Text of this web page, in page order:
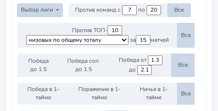
Выбор лиги Против команд с по Все
Против ТОП-
за
матчей
Все
Победа
до 1.5
Победа соп.
до 1.5
Победа от
до
Все
Победа в 1-
тайме
Поражение в 1-
тайме
Ничья в 1-
тайме
Все